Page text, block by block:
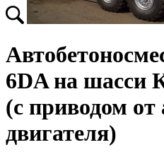
6DA на шасси
(с приводом от
двигателя)